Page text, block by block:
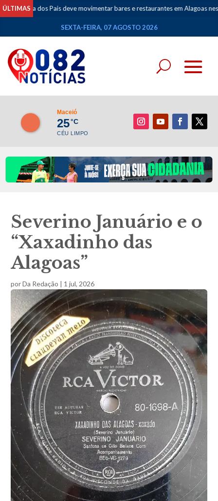
ÚLTIMAS
dos Pais deve movimentar bares e restaurantes em Alagoas neste fim de
SEXTA-FEIRA, 07 AGOSTO 2026
Maceió
25°C
CÉU LIMPO
Severino Januário e o
“Xaxadinho das
Alagoas”
porDa Redação | 1 jul, 2026